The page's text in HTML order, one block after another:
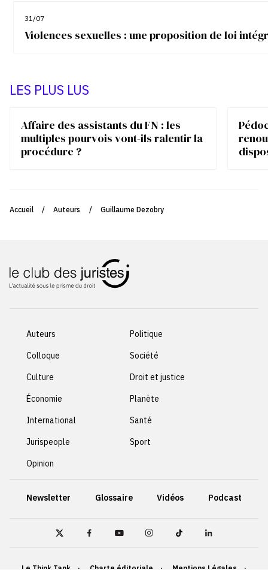
31/07
Violences sexuelles : une proposition de loi
LES PLUS LUS
Affaire des assistants du FN : les
multiples pourvois vont-ils ralentir la
procédure ?
Accueil / Auteurs / Guillaume Dezobry
Auteurs
Colloque
Culture
Économie
International
Jurispeople
Opinion
Politique
Société
Droit et justice
Planète
Santé
Sport
Newsletter Glossaire Vidéos Podcast
Le Think Tank Charte éditoriale Mentions Légales